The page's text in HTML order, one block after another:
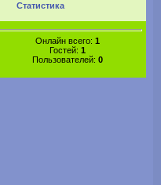
Статистика
Онлайн всего: 1
Гостей: 1
Пользователей: 0